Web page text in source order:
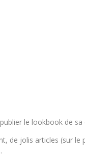
le lookbook de
de jolis articles (sur